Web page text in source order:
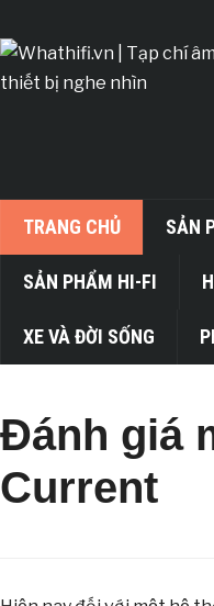
TRANG CHỦ SẢN
SẢN PHẨM HI-FI
XE VÀ ĐỜI SỐNG
Đánh giá
Current